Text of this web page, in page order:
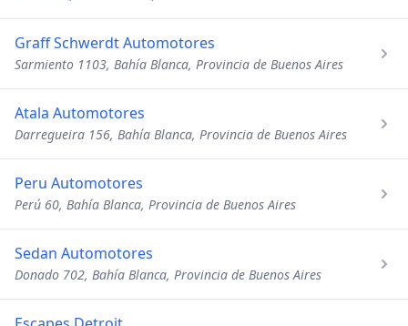
Graff Schwerdt Automotores
Sarmiento 1103, Bahía Blanca, Provincia de Buenos Aires
Atala Automotores
Darregueira 156, Bahía Blanca, Provincia de Buenos Aires
Peru Automotores
Perú 60, Bahía Blanca, Provincia de Buenos Aires
Sedan Automotores
Donado 702, Bahía Blanca, Provincia de Buenos Aires